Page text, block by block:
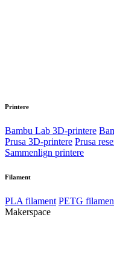
Printere
Bambu Lab 3D-printere
Prusa 3D-printere Prusa
Sammenlign printere
Filament
PLA filament PETG
Makerspace